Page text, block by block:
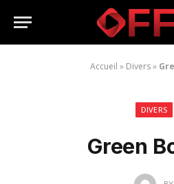
Accueil » Divers»
DIVERS
Green